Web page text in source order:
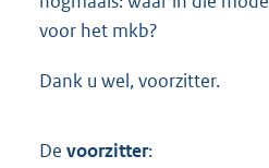
voor het mkb?
Dank u wel, voorzitter.
De voorzitter: